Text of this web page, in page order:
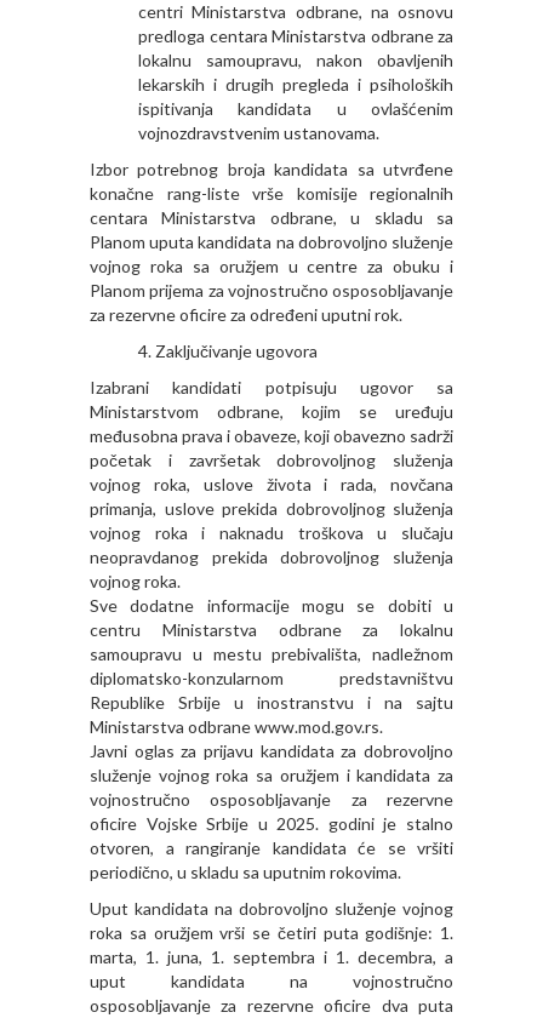
centri Ministarstva odbrane, na osnovu
predloga centara Ministarstva odbrane za
lokalnu samoupravu, nakon obavljenih
lekarskih i drugih pregleda i psiholoških
ispitivanja kandidata u ovlašćenim
vojnozdravstvenim ustanovama.
Izbor potrebnog broja kandidata sa utvrđene
konačne rang-liste vrše komisije regionalnih
centara Ministarstva odbrane, u skladu sa
Planom uputa kandidata na dobrovoljno služenje
vojnog roka sa oružjem u centre za obuku i
Planom prijema za vojnostručno osposobljavanje
za rezervne oficire za određeni uputni rok.
Zaključivanje ugovora
Izabrani kandidati potpisuju ugovor sa
Ministarstvom odbrane, kojim se uređuju
međusobna prava i obaveze, koji obavezno sadrži
početak i završetak dobrovoljnog služenja
vojnog roka, uslove života i rada, novčana
primanja, uslove prekida dobrovoljnog služenja
vojnog roka i naknadu troškova u slučaju
neopravdanog prekida dobrovoljnog služenja
vojnog roka.
Sve dodatne informacije mogu se dobiti u
centru Ministarstva odbrane za lokalnu
samoupravu u mestu prebivališta, nadležnom
diplomatsko-konzularnom predstavništvu
Republike Srbije u inostranstvu i na sajtu
Ministarstva odbrane www.mod.gov.rs.
Javni oglas za prijavu kandidata za dobrovoljno
služenje vojnog roka sa oružjem i kandidata za
vojnostručno osposobljavanje za rezervne
oficire Vojske Srbije u 2025. godini je stalno
otvoren, a rangiranje kandidata će se vršiti
periodično, u skladu sa uputnim rokovima.
Uput kandidata na dobrovoljno služenje vojnog
roka sa oružjem vrši se četiri puta godišnje: 1.
marta, 1. juna, 1. septembra i 1. decembra, a
uput kandidata na vojnostručno
osposobljavanje za rezervne oficire dva puta